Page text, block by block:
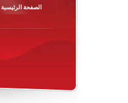
الصفحة الرئيسية